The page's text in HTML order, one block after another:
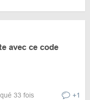
avec ce code
33 fois +1